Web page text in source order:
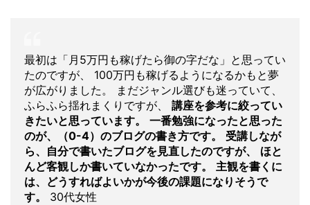
最初は「月5万円も稼げたら御の字だな」と思ってい
たのですが、 100万円も稼げるようになるかもと夢
が広がりました。 まだジャンル選びも迷っていて、
ふらふら揺れまくりですが、 講座を参考に絞ってい
きたいと思っています。
一番勉強になったと思った
のが、（0-4）のブログの書き方です。
受講しなが
ら、自分で書いたブログを見直したのですが、
ほと
んど客観しか書いていなかったです。
主観を書くに
は、どうすればよいかが今後の課題になりそうで
す。
30代女性